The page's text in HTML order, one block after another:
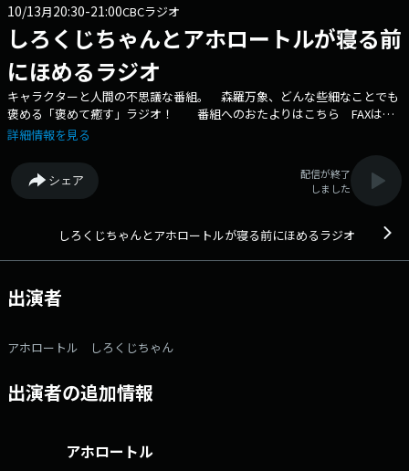
10/13月20:30-21:00CBCラジオ
しろくじちゃんとアホロートルが寝る前
にほめるラジオ
キャラクターと人間の不思議な番組。 森羅万象、どんな些細なことでも
褒める「褒めて癒す」ラジオ！ 番組へのおたよりはこちら FAXは
052-263-6800 まで
詳細情報を見る
シェア
配信が終了
しました
しろくじちゃんとアホロートルが寝る前にほめるラジオ
出演者
アホロートル しろくじちゃん
出演者の追加情報
アホロートル